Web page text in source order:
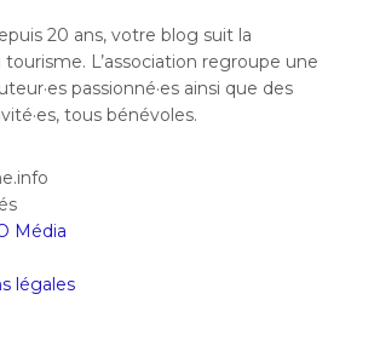
20 ans, votre blog suit la
L’association regroupe une
passionné·es ainsi que des
tous bénévoles.
Média
légales